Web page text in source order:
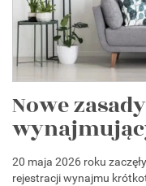
Nowe
20 maja 2026 roku
rejestracji wynajmu